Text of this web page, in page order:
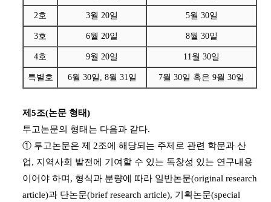
2호 3월 20일 5월 30일
3호 6월 20일 8월 30일
4호 9월 20일 11월 30일
특별호 6월 30일, 8월 31일 7월 30일 혹은 9월 30일
제5조(논문 형태)
투고논문의 형태는 다음과 같다.
① 투고논문은 제 2조에 해당되는 주제로 관련 학문과 산
업, 지역사회 발전에 기여할 수 있는 독창성 있는 연구내용
이어야 하며, 형식과 분량에 따라 일반논문(original research
article)과 단논문(brief research article), 기획논문(special